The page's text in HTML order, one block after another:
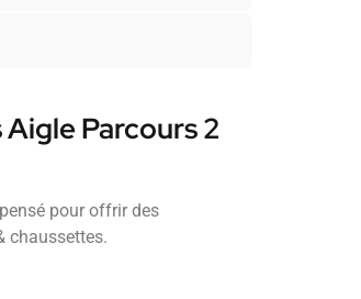
Parcours 2
pour offrir des
chaussettes.